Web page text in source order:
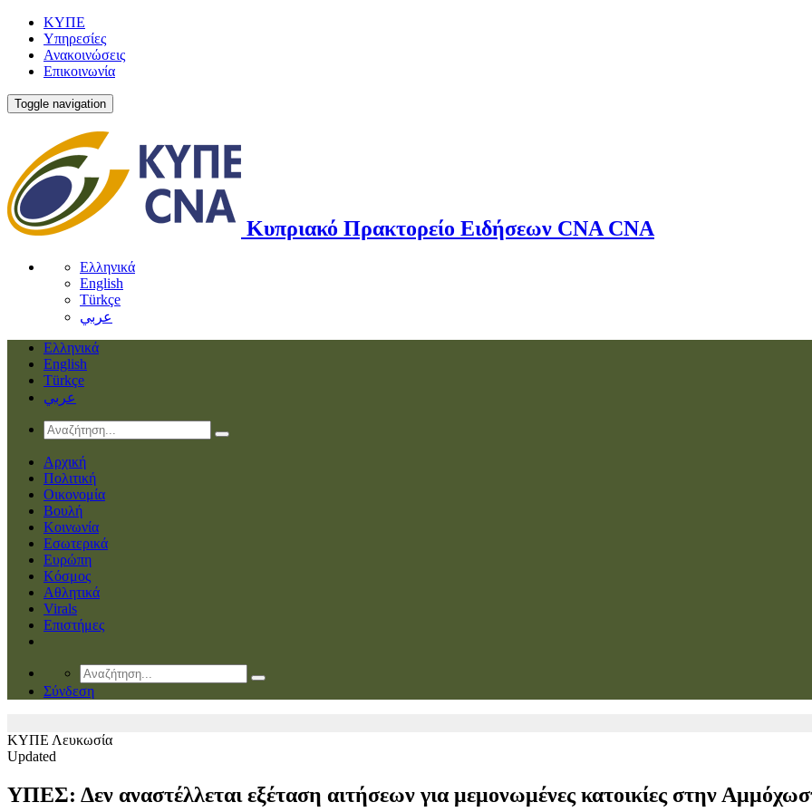
ΚΥΠΕ
Υπηρεσίες
Ανακοινώσεις
Επικοινωνία
Toggle navigation
Κυπριακό Πρακτορείο Ειδήσεων CNA CNA
Ελληνικά
English
Türkçe
عربي
Ελληνικά
English
Türkçe
عربي
Αρχική
Πολιτική
Οικονομία
Βουλή
Κοινωνία
Εσωτερικά
Ευρώπη
Κόσμος
Αθλητικά
Virals
Επιστήμες
Σύνδεση
ΚΥΠΕ Λευκωσία
Updated
ΥΠΕΣ: Δεν αναστέλλεται εξέταση αιτήσεων για μεμονωμένες κατοικίες στην